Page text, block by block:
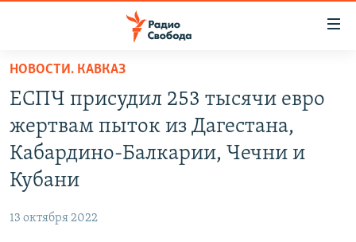
упрощенного
доступа
основному
содержанию
Вернутся
ПОДКАСТЫ
АВТОРСКИЕ ПРОЕКТЫ
ЦИТАТЫ СВОБОДЫ
КУЛЬТУРА
НОВОСТИ. КАВКАЗ
ЕСПЧ присудил 253 тысячи евро
жертвам пыток из Дагестана,
Кабардино-Балкарии, Чечни и
Кубани
13 октября 2022